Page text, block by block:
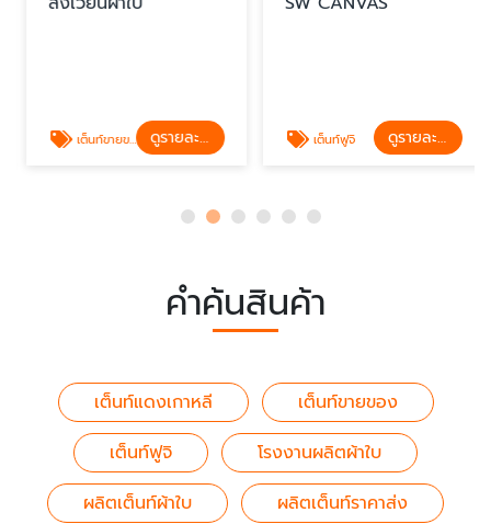
เต็นท์ขายของ ดูรายละเอียด เต็นท์ฟูจิ ดูรายละเอียด
คำค้นสินค้า
เต็นท์แดงเกาหลี
เต็นท์ขายของ
เต็นท์ฟูจิ
โรงงานผลิตผ้าใบ
ผลิตเต็นท์ผ้าใบ
ผลิตเต็นท์ราคาส่ง